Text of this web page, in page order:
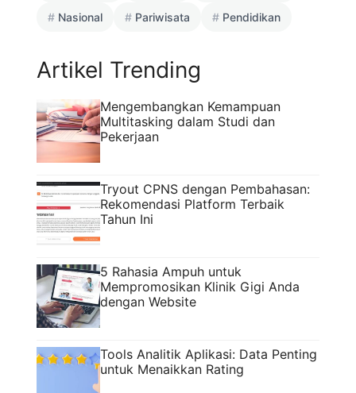
Nasional Pariwisata Pendidikan
Artikel Trending
Mengembangkan Kemampuan
Multitasking dalam Studi dan
Pekerjaan
Tryout CPNS dengan Pembahasan:
Rekomendasi Platform Terbaik
Tahun Ini
5 Rahasia Ampuh untuk
Mempromosikan Klinik Gigi Anda
dengan Website
Tools Analitik Aplikasi: Data Penting
untuk Menaikkan Rating